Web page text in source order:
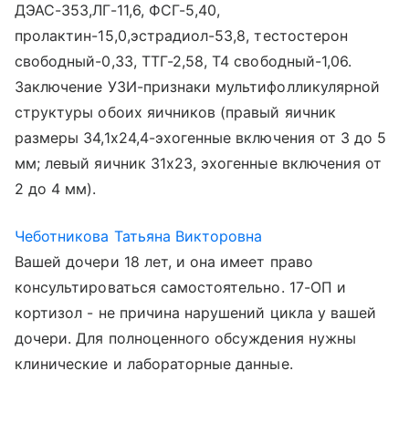
ДЭАС-353,ЛГ-11,6, ФСГ-5,40,
пролактин-15,0,эстрадиол-53,8, тестостерон
свободный-0,33, ТТГ-2,58, Т4 свободный-1,06.
Заключение УЗИ-признаки мультифолликулярной
структуры обоих яичников (правый яичник
размеры 34,1х24,4-эхогенные включения от 3 до 5
мм; левый яичник 31х23, эхогенные включения от
2 до 4 мм).
Чеботникова Татьяна Викторовна
Вашей дочери 18 лет, и она имеет право
консультироваться самостоятельно. 17-ОП и
кортизол - не причина нарушений цикла у вашей
дочери. Для полноценного обсуждения нужны
клинические и лабораторные данные.